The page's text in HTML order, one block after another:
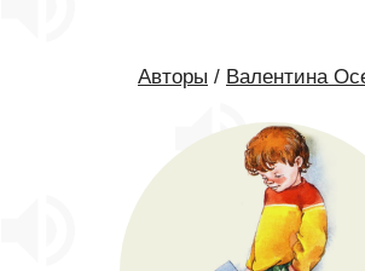
Авторы / Валентина